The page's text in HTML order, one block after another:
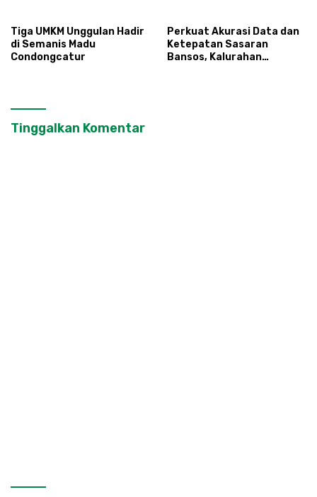
Tiga UMKM Unggulan Hadir
di Semanis Madu
Condongcatur
Perkuat Akurasi Data dan
Ketepatan Sasaran
Bansos, Kalurahan
Tinggalkan Komentar